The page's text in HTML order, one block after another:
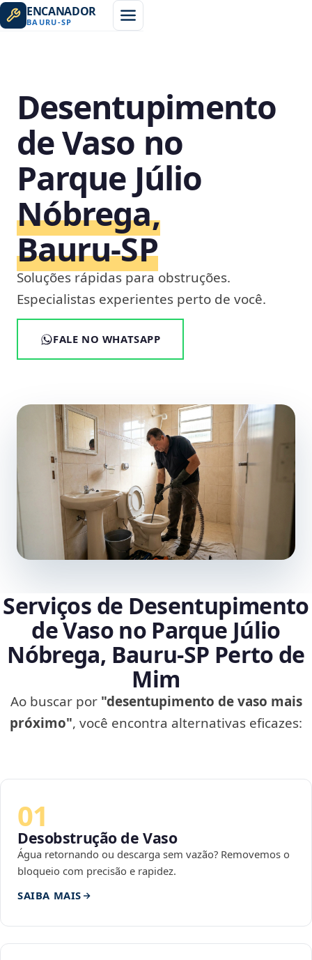
ENCANADOR
BAURU-SP
Desentupimento
de Vaso no
Parque Júlio
Nóbrega,
Bauru‑SP
Soluções rápidas para obstruções.
Especialistas experientes perto de você.
FALE NO WHATSAPP
Serviços de Desentupimento
de Vaso no Parque Júlio
Nóbrega, Bauru‑SP Perto de
Mim
Ao buscar por "desentupimento de vaso mais
próximo", você encontra alternativas eficazes:
01
Desobstrução de Vaso
Água retornando ou descarga sem vazão? Removemos o
bloqueio com precisão e rapidez.
SAIBA MAIS